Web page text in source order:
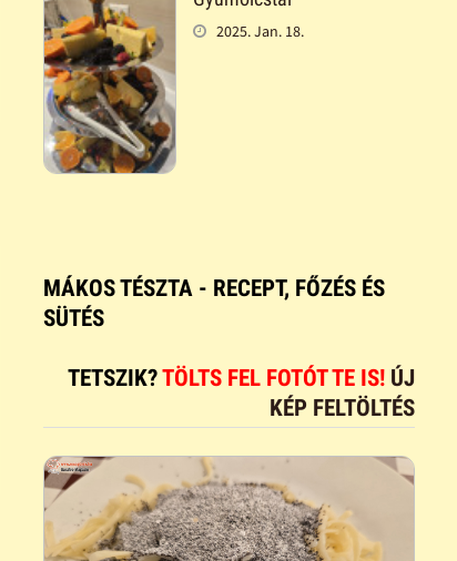
2025. Jan. 18.
MÁKOS TÉSZTA - RECEPT, FŐZÉS ÉS
SÜTÉS
TETSZIK?TÖLTS FEL FOTÓT TE IS! ÚJ
KÉP FELTÖLTÉS